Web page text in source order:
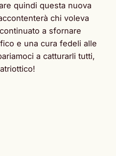
quindi questa nuova
chi voleva
a sfornare
e una cura fedeli alle
a catturarli tutti,